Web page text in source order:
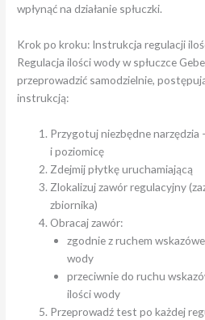
wpłynąć na działanie spłuczki.
Krok po kroku: Instrukcja regulacji
Regulacja ilości wody w spłuczce
przeprowadzić samodzielnie,
instrukcją:
Przygotuj niezbędne
i poziomicę
Zdejmij płytkę uruchamiającą
Zlokalizuj zawór regulacyjny
zbiornika)
Obracaj zawór:
zgodnie z ruchem
wody
przeciwnie do ruchu
ilości wody
Przeprowadź test po każdej